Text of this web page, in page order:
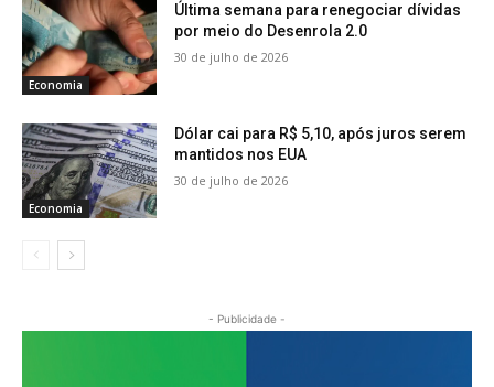
Economia
Última semana para renegociar dívidas
por meio do Desenrola 2.0
30 de julho de 2026
Economia
Dólar cai para R$ 5,10, após juros serem
mantidos nos EUA
30 de julho de 2026
- Publicidade -